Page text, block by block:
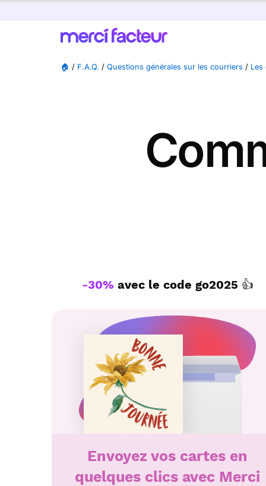
🏠 / F.A.Q. / Questions générales sur les courriers / Les
-30% avec le code go2025 👍
Envoyez vos cartes en
quelques clics avec Merci